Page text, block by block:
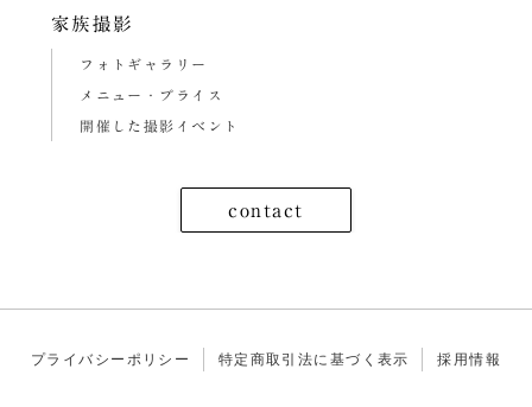
家族撮影
フォトギャラリー
メニュー・プライス
開催した撮影イベント
contact
プライバシーポリシー 特定商取引法に基づく表示 採用情報